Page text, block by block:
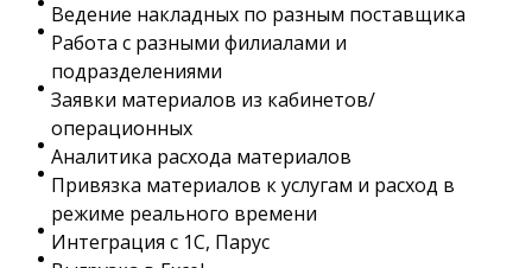
Ведение накладных по разным поставщика
Работа с разными филиалами и
подразделениями
Заявки материалов из кабинетов/
операционных
Аналитика расхода материалов
Привязка материалов к услугам и расход в
режиме реального времени
Интеграция с 1С, Парус